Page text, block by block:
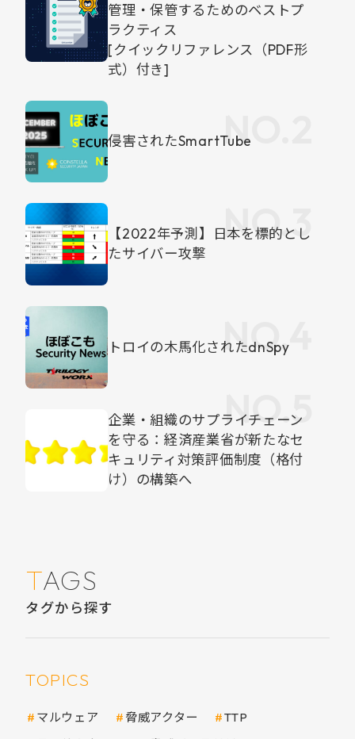
管理・保管するためのベストプ
ラクティス
[クイックリファレンス（PDF形
式）付き]
侵害されたSmartTube
【2022年予測】日本を標的とし
たサイバー攻撃
トロイの木馬化されたdnSpy
企業・組織のサプライチェーン
を守る：経済産業省が新たなセ
キュリティ対策評価制度（格付
け）の構築へ
TAGS
タグから探す
TOPICS
マルウェア 脅威アクター
TTP